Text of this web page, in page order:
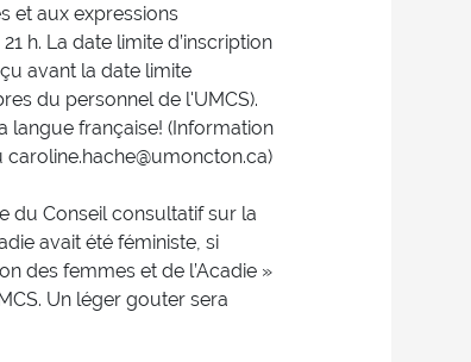
et aux expressions
h. La date limite d’inscription
avant la date limite
du personnel de l'UMCS).
langue française! (Information
du Conseil consultatif sur la
avait été féministe, si
des femmes et de l’Acadie »
Un léger gouter sera